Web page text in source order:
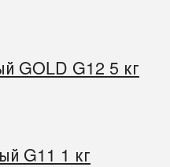
GOLD G12 5 кг
G11 1 кг